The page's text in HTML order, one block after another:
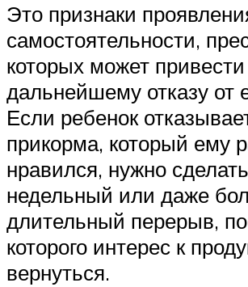
Это признаки
самостоятельности,
которых может привести
дальнейшему отказу от
Если ребенок
прикорма, который ему
нравился, нужно сделать
недельный или даже
длительный перерыв,
которого интерес к
вернуться.